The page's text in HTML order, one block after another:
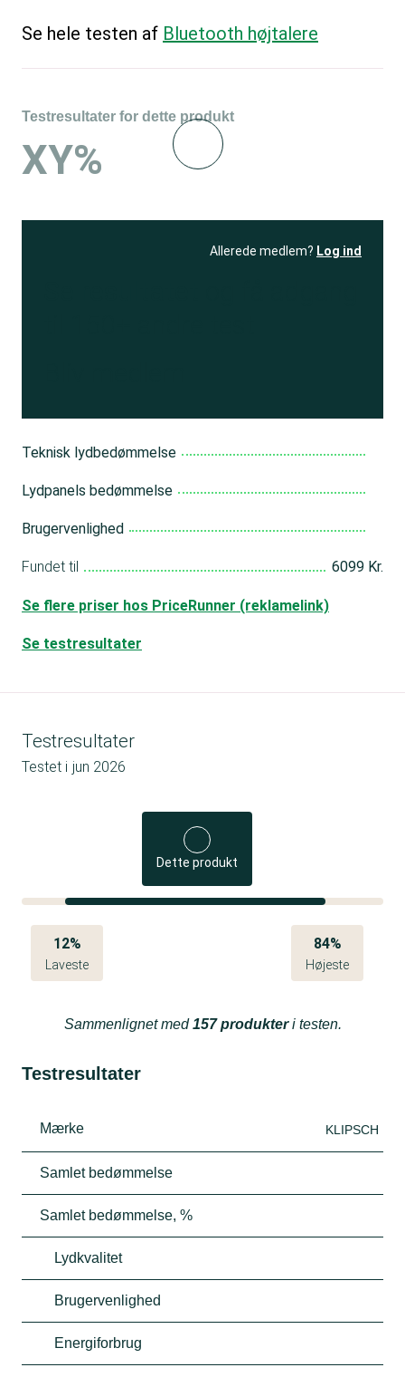
Se hele testen af Bluetooth højtalere
Testresultater for dette produkt
XY%
Allerede medlem? Log ind
Teknisk lydbedømmelse
Lydpanels bedømmelse
Brugervenlighed
Fundet til 6099 Kr.
Se flere priser hos PriceRunner (reklamelink)
Se testresultater
Testresultater
Testet i jun 2026
Dette produkt
12%
Laveste
84%
Højeste
Sammenlignet med157 produkteri testen.
Testresultater
Mærke KLIPSCH
Samlet bedømmelse
Samlet bedømmelse, %
Lydkvalitet
Brugervenlighed
Energiforbrug